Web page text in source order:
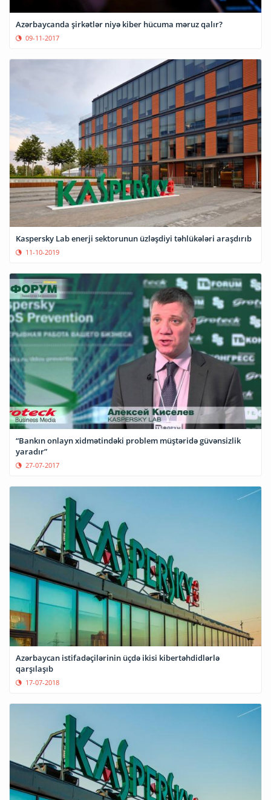
Azərbaycanda şirkətlər niyə kiber hücuma məruz qalır?
09-11-2017
Kaspersky Lab enerji sektorunun üzləşdiyi təhlükələri araşdırıb
11-10-2019
“Bankın onlayn xidmətindəki problem müştəridə güvənsizlik
yaradır”
27-07-2017
Azərbaycan istifadəçilərinin üçdə ikisi kibertəhdidlərlə
qarşılaşıb
17-07-2018